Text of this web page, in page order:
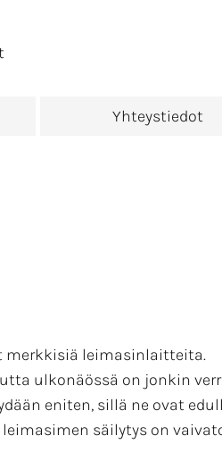
Yhteystiedot
merkkisiä leimasinlaitteita.
ulkonäössä on jonkin
eniten, sillä ne ovat
säilytys on